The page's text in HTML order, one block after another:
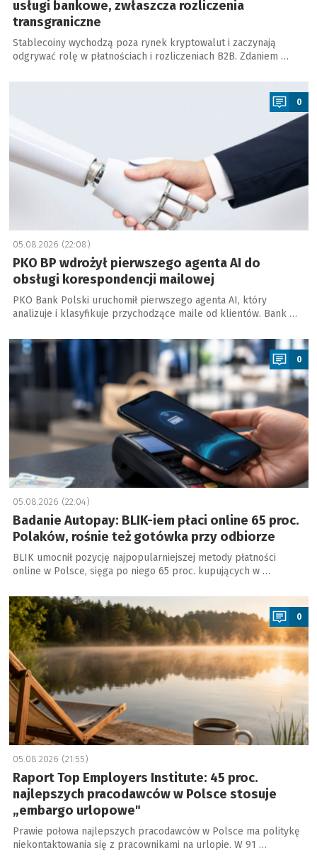
usługi bankowe, zwłaszcza rozliczenia
transgraniczne
Stablecoiny wychodzą poza rynek kryptowalut i zaczynają
odgrywać rolę w płatnościach i rozliczeniach B2B. Zdaniem …
a
0
05.08.2026 (22:08)
PKO BP wdrożył pierwszego agenta AI do
obsługi korespondencji mailowej
PKO Bank Polski uruchomił pierwszego agenta AI, który
analizuje i klasyfikuje przychodzące maile od klientów. Bank …
a
0
05.08.2026 (22:04)
Badanie Autopay: BLIK-iem płaci online 65 proc.
Polaków, rośnie też gotówka przy odbiorze
BLIK umocnił pozycję najpopularniejszej metody płatności
online w Polsce, sięga po niego 65 proc. kupujących w …
a
0
05.08.2026 (21:55)
Raport Top Employers Institute: 45 proc.
najlepszych pracodawców w Polsce stosuje
„embargo urlopowe"
Prawie połowa najlepszych pracodawców w Polsce ma politykę
niekontaktowania się z pracownikami na urlopie. W 91 …